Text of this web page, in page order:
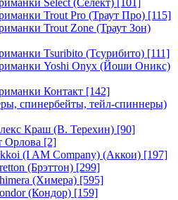
Select (Селект) [101]
Trout Pro (Траут Про) [115]
Trout Zone (Траут Зон)
Tsuribito (Тсурибито) [111]
Yoshi Onyx (Йоши Оникс)
Контакт [142]
спинербейты, тейл-спиннеры)
Краш (В. Терехин) [90]
Орлова [2]
(I AM Company) (Аккои) [197]
(Брэттон) [299]
(Химера) [595]
(Кондор) [159]